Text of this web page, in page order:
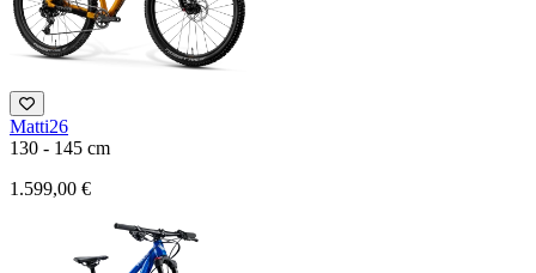
Matti26
130 - 145 cm
1.599,00 €